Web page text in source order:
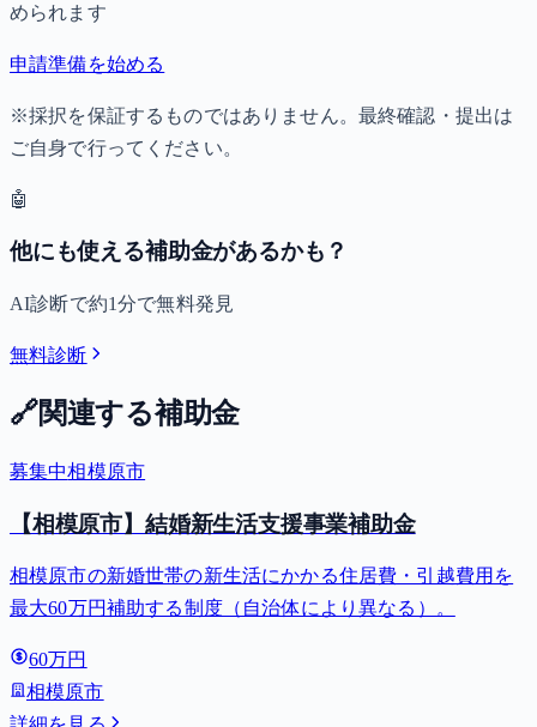
められます
申請準備を始める
※採択を保証するものではありません。最終確認・提出は
ご自身で行ってください。
🤖
他にも使える補助金があるかも？
AI診断で約1分で無料発見
無料診断
🔗関連する補助金
募集中相模原市
【相模原市】結婚新生活支援事業補助金
相模原市の新婚世帯の新生活にかかる住居費・引越費用を
最大60万円補助する制度（自治体により異なる）。
60万円
相模原市